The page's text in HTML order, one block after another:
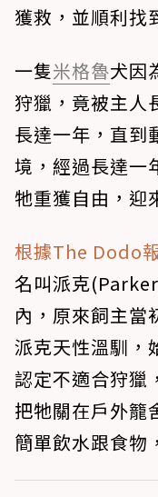
獲救，並順利找
一隻米格魯犬因
狩獵，竟被主人
長達一年，直到
境，經過長達一
牠重獲自由，迎
根據The Dodo
名叫派克
內，原來飼主當
派克天性溫馴，
認定不適合狩獵
把牠關在戶外籠
簡單飲水跟食物